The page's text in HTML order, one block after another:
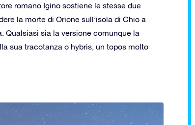
romano Igino sostiene le stesse due
la morte di Orione sull’isola di Chio a
Qualsiasi sia la versione comunque la
sua tracotanza o hybris, un topos molto